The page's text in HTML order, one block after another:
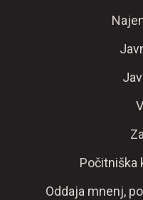
Počitniška
Oddaja mnenj,